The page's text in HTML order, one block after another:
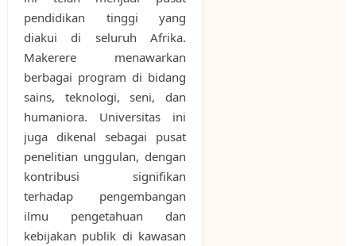
pendidikan tinggi yang
diakui di seluruh Afrika.
Makerere menawarkan
berbagai program di bidang
sains, teknologi, seni, dan
humaniora. Universitas ini
juga dikenal sebagai pusat
penelitian unggulan, dengan
kontribusi signifikan
terhadap pengembangan
ilmu pengetahuan dan
kebijakan publik di kawasan